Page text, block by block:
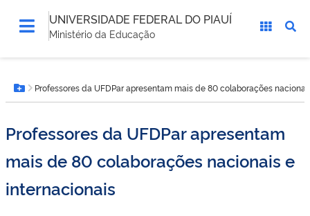
UNIVERSIDADE FEDERAL DO PIAUÍ
Ministério da Educação
está
aqui:Botão Menu
Professores da UFDPar apresentam mais de 80 colaborações
Professores da UFDPar apresentam
mais de 80 colaborações nacionais e
internacionais